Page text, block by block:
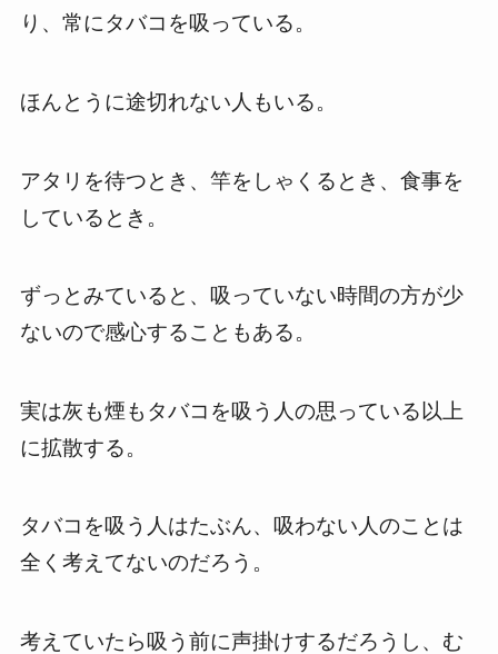
り、常にタバコを吸っている。
ほんとうに途切れない人もいる。
アタリを待つとき、竿をしゃくるとき、食事を
しているとき。
ずっとみていると、吸っていない時間の方が少
ないので感心することもある。
実は灰も煙もタバコを吸う人の思っている以上
に拡散する。
タバコを吸う人はたぶん、吸わない人のことは
全く考えてないのだろう。
考えていたら吸う前に声掛けするだろうし、む